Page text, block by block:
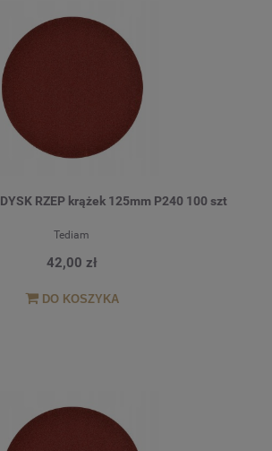
RZEP krążek 125mm P240 100 szt
Tediam
42,00 zł
DO KOSZYKA